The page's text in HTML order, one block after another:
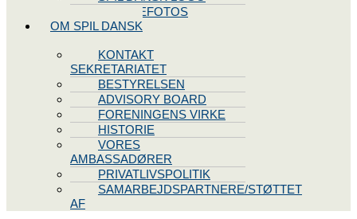
PRESSEFOTOS
OM SPIL DANSK
KONTAKT
SEKRETARIATET
BESTYRELSEN
ADVISORY BOARD
FORENINGENS VIRKE
HISTORIE
VORES
AMBASSADØRER
PRIVATLIVSPOLITIK
SAMARBEJDSPARTNERE/STØTTET
AF